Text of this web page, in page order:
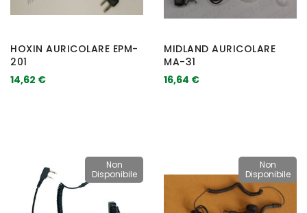
HOXIN AURICOLARE EPM-
201
14,62 €
MIDLAND AURICOLARE
MA-31
16,64 €
Non
Disponibile
Non
Disponibile